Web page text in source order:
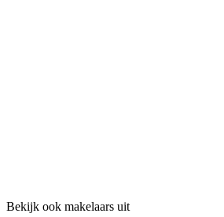
Bekijk ook makelaars uit